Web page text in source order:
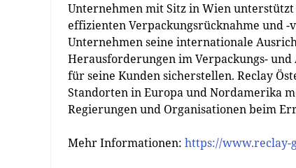
Unternehmen mit Sitz in Wien
effizienten Verpackungsrücknahme und
Unternehmen seine internationale
Herausforderungen im Verpackungs-
für seine Kunden sicherstellen. Reclay
Standorten in Europa und Nordamerika
Regierungen und Organisationen beim
Mehr Informationen: https://www.reclay-